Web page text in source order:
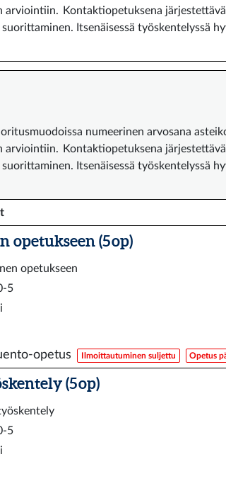
arviointiin. Kontaktiopetuksena
suorittaminen. Itsenäisessä työskentelyssä
numeerinen arvosana
arviointiin. Kontaktiopetuksena
suorittaminen. Itsenäisessä työskentelyssä
opetukseen (5 op)
opetukseen
5
opetus Ilmoittautuminen suljettu Opetus
(5 op)
5